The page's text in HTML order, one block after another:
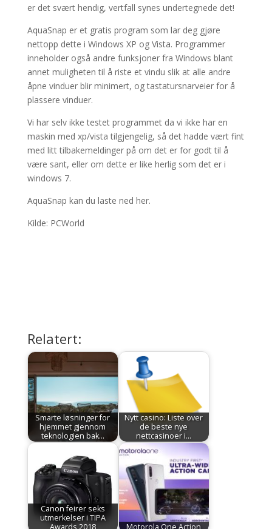
er det svært hendig, vertfall synes undertegnede det!
AquaSnap er et gratis program som lar deg gjøre
nettopp dette i Windows XP og Vista. Programmer
inneholder også andre funksjoner fra Windows blant
annet muligheten til å riste et vindu slik at alle andre
åpne vinduer blir minimert, og tastatursnarveier for å
plassere vinduer.
Vi har selv ikke testet programmet da vi ikke har en
maskin med xp/vista tilgjengelig, så det hadde vært fint
med litt tilbakemeldinger på om det er for godt til å
være sant, eller om dette er like herlig som det er i
windows 7.
AquaSnap kan du laste ned her.
Kilde: PCWorld
Relatert:
Smarte løsninger for
hjemmet gjennom
teknologien bak…
Nytt casino: Liste over
de beste nye
nettcasinoer i…
Canon feirer seks
utmerkelser i TIPA